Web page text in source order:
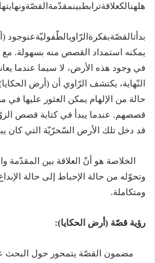
بدأتالقصّةبفكرةالرّاويالطّفوليّةعنوجود (
يمكنه استمداد القصص منه بسهولة. مع
في وجود هذه الأرض، لا سيما عندما
النّهاية، يكتشف الرّاوي أن ( أرض الحكايا
حالة من الإلهام يمكن العثور عليها في
قصصهم. عندما يبدأ في كتابة قصص
قد دخل تلك الأرض السّحرّيّة التي كان
الخلاصة هو أنّ العلاقة بين المقدّمة
وتحوّله من حالة الإحباط إلى حالة
ومتكاملة.
رؤية قصّة ( أرض الحكايا):
مضمون القصّة يتمحور حول البحث